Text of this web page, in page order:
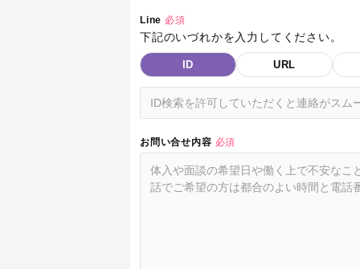
Line 必須
下記のいづれかを入力してください。
ID URL
お問い合せ内容 必須